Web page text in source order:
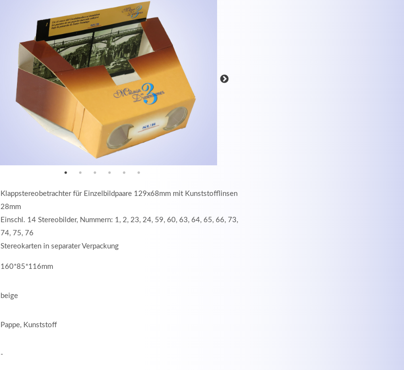
Klappstereobetrachter für Einzelbildpaare 129x68mm mit Kunststofflinsen
28mm
Einschl. 14 Stereobilder, Nummern: 1, 2, 23, 24, 59, 60, 63, 64, 65, 66, 73,
74, 75, 76
Stereokarten in separater Verpackung
160*85*116mm
beige
Pappe, Kunststoff
-
MEHR INFOS
Registrieren